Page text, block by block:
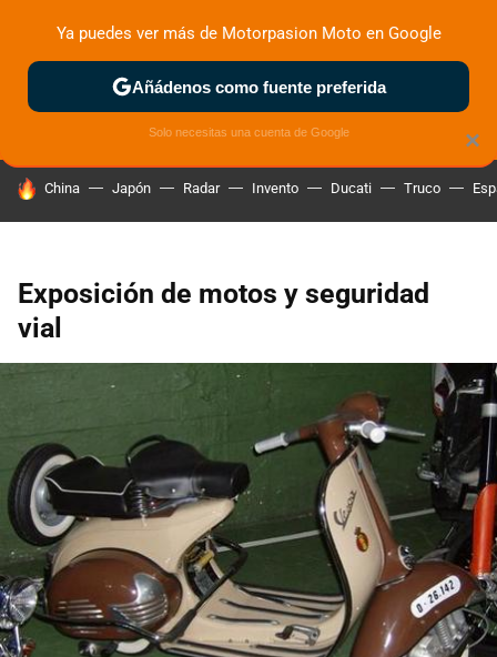
ZONA DE PRUEBAS DEPORTIVAS MOTOS ELÉCTRICAS
HOY SE HABLA DE
China Japón Radar Invento Ducati Truco
Exposición de motos y seguridad
vial
×
Ya puedes ver más de Motorpasion Moto en Google
Añádenos como fuente preferida
Solo necesitas una cuenta de Google